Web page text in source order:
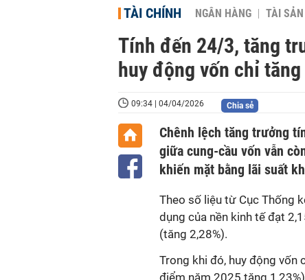
TÀI CHÍNH NGÂN HÀNG TÀI
Tính đến 24/3, tăng
huy động vốn chỉ tăng
09:34 | 04/04/2026 Chia sẻ
Chênh lệch tăng trưởng
giữa cung-cầu vốn vẫn
khiến mặt bằng lãi suất
Theo số liệu từ Cục Thống
dụng của nền kinh tế đạt
(tăng 2,28%).
Trong khi đó, huy động vốn
điểm năm 2025 tăng